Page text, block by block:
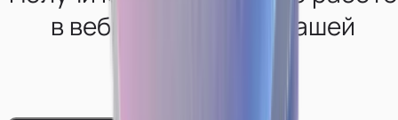
в вебкам-сфере от нашей